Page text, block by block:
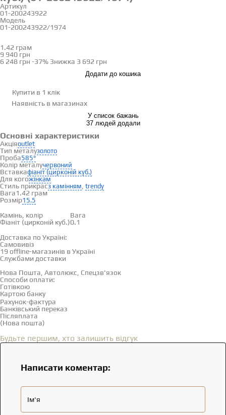
Артикул
01-200243922
Модель
01-200243922/1974
1.42 грам
9 940 грн
6 248 грн -37% Знижка 3 692 грн
Додати до кошика
Купити в 1 клік
Наявність в магазинах
У список бажань
37 людей додали
Основні характеристики
Акціяoutlet
Тип металузолото
Проба585°
Колір металучервоний
Вставкафіаніт (цирконій куб.)
Для когожінкам
Стиль прикрасз камінням trendy
Вага1.42 грам
Розмір15.5
Вставки
Камінь, колір
Вага
Фіаніт (цирконій куб.)0.1
Доставка і оплата
Доставка по Україні:
Самовивіз
19 offline-магазинів в Україні
Службами доставки
Нова Пошта, Автолюкс, Спецзв'язок
Способи оплати:
Готівкою
Картою банку
Рахунок-фактура
Банківський переказ
Післяплата
(Нова пошта)
Будьте першим, хто залишить відгук
Написати коментар:
Ім'я